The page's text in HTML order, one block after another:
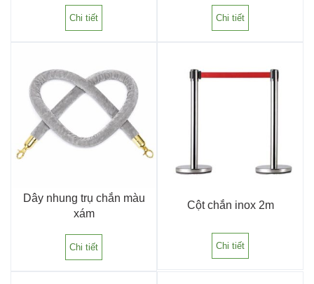
Chi tiết Chi tiết
Dây nhung trụ chắn màu
xám
Chi tiết
Cột chắn inox 2m
Chi tiết